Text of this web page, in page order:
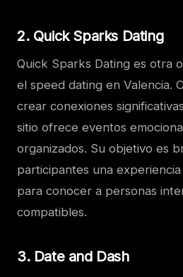
2. Quick Sparks Dating
Quick Sparks Dating es otra
el speed dating en Valencia.
crear conexiones
sitio ofrece eventos
organizados. Su objetivo es
participantes una
para conocer a personas
compatibles.
3. Date and Dash